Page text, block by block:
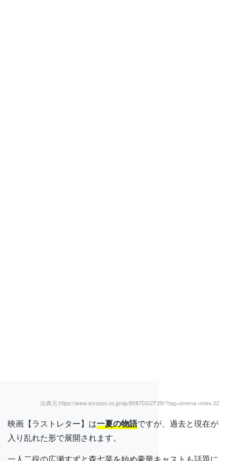
出典元:https://www.amazon.co.jp/dp/B087DDZF2B/?tag=cinema-notes-22
映画【ラストレター】は一夏の物語ですが、過去と現在が
入り乱れた形で展開されます。
一人二役の広瀬すずと森七菜を始め豪華キャストも話題に